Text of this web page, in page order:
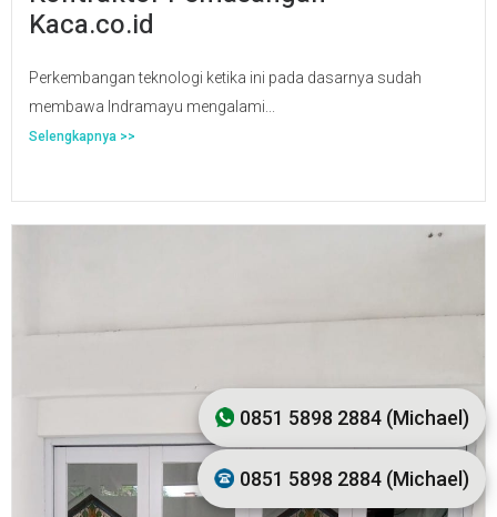
Kaca.co.id
Perkembangan teknologi ketika ini pada dasarnya sudah
membawa Indramayu mengalami...
Selengkapnya >>
0851 5898 2884 (Michael)
0851 5898 2884 (Michael)